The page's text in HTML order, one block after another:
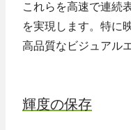
これらを高速で連続
を実現します。特に
高品質なビジュアル
輝度の保存